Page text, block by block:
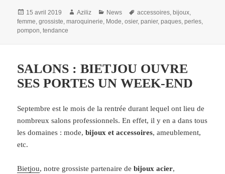
Publié
le
15 avril 2019 Auteur
Aziliz Catégories
News
Mots-
clés
accessoires, bijoux,
femme,grossiste,maroquinerie, Mode,osier,panier,paques,perles,
pompon,tendance
SALONS : BIETJOU OUVRE
SES PORTES UN WEEK-END
Septembre est le mois de la rentrée durant lequel ont lieu de
nombreux salons professionnels. En effet, il y en a dans tous
les domaines : mode,bijoux et accessoires, ameublement,
etc.
Bietjou, notre grossiste partenaire debijoux acier,